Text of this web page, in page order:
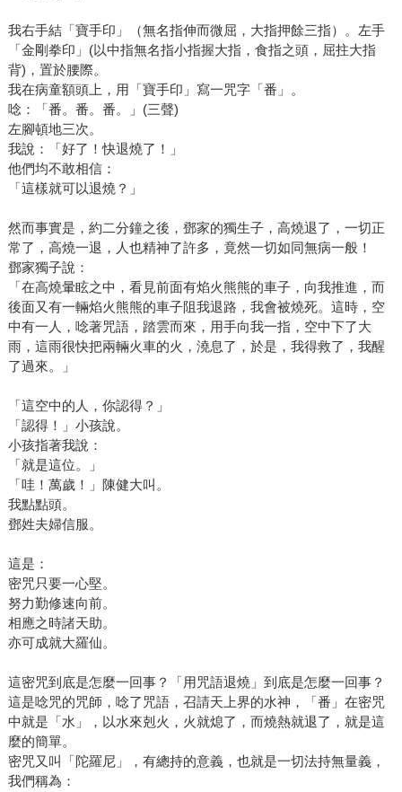
我右手結「寶手印」（無名指伸而微屈，大指押餘三指）。左手
「金剛拳印」(以中指無名指小指握大指，食指之頭，屈拄大指
背)，置於腰際。
我在病童額頭上，用「寶手印」寫一咒字「番」。
唸：「番。番。番。」(三聲)
左腳頓地三次。
我說：「好了！快退燒了！」
他們均不敢相信：
「這樣就可以退燒？」
然而事實是，約二分鐘之後，鄧家的獨生子，高燒退了，一切正
常了，高燒一退，人也精神了許多，竟然一切如同無病一般！
鄧家獨子說：
「在高燒暈眩之中，看見前面有焰火熊熊的車子，向我推進，而
後面又有一輛焰火熊熊的車子阻我退路，我會被燒死。這時，空
中有一人，唸著咒語，踏雲而來，用手向我一指，空中下了大
雨，這雨很快把兩輛火車的火，澆息了，於是，我得救了，我醒
了過來。」
「這空中的人，你認得？」
「認得！」小孩說。
小孩指著我說：
「就是這位。」
「哇！萬歲！」陳健大叫。
我點點頭。
鄧姓夫婦信服。
這是：
密咒只要一心堅。
努力勤修速向前。
相應之時諸天助。
亦可成就大羅仙。
這密咒到底是怎麼一回事？「用咒語退燒」到底是怎麼一回事？
這是唸咒的咒師，唸了咒語，召請天上界的水神，「番」在密咒
中就是「水」，以水來剋火，火就熄了，而燒熱就退了，就是這
麼的簡單。
密咒又叫「陀羅尼」，有總持的意義，也就是一切法持無量義，
我們稱為：